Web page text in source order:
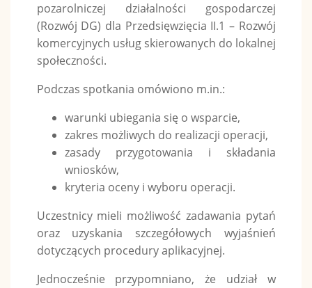
pozarolniczej działalności gospodarczej
(Rozwój DG) dla Przedsięwzięcia II.1 – Rozwój
komercyjnych usług skierowanych do lokalnej
społeczności.
Podczas spotkania omówiono m.in.:
warunki ubiegania się o wsparcie,
zakres możliwych do realizacji operacji,
zasady przygotowania i składania
wniosków,
kryteria oceny i wyboru operacji.
Uczestnicy mieli możliwość zadawania pytań
oraz uzyskania szczegółowych wyjaśnień
dotyczących procedury aplikacyjnej.
Jednocześnie przypomniano, że udział w